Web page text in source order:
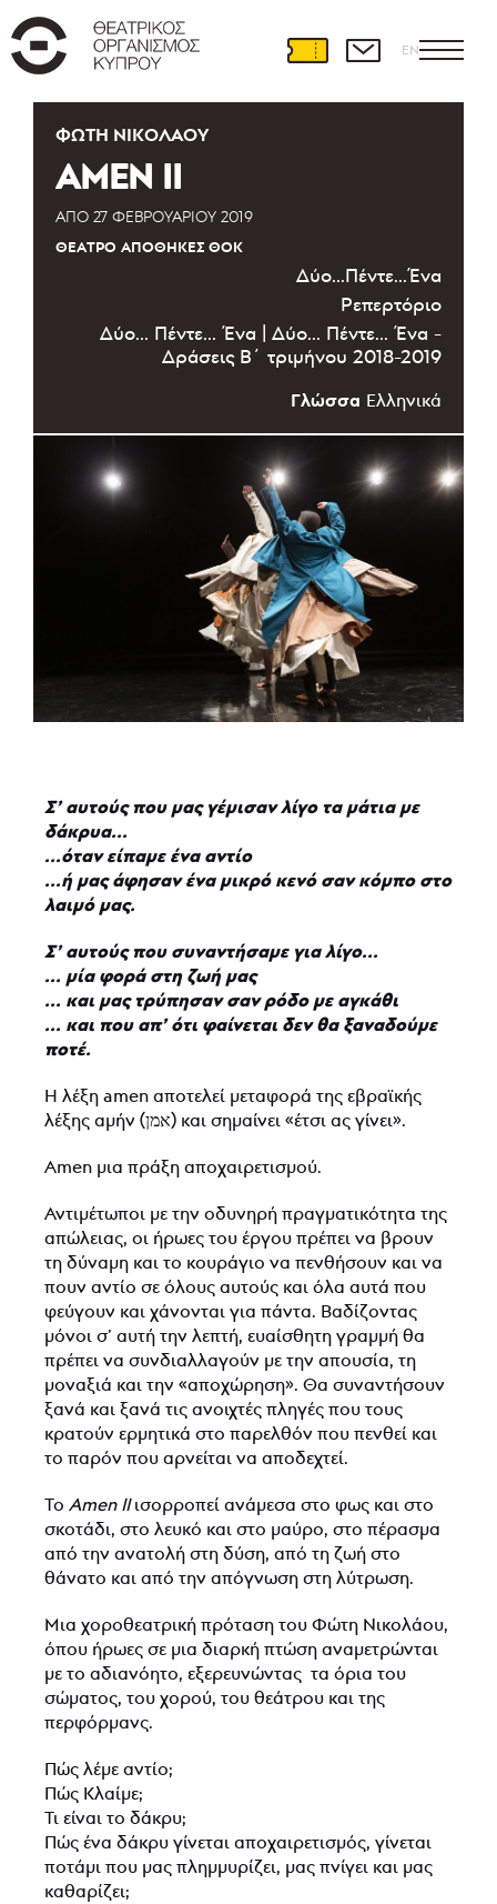
EN
ΦΏΤΗ ΝΙΚΟΛΆΟΥ
AMEN II
ΑΠΌ 27 ΦΕΒΡΟΥΑΡΊΟΥ 2019
ΘΈΑΤΡΟ ΑΠΟΘΉΚΕΣ ΘΟΚ
Δύο...Πέντε...Ένα
Ρεπερτόριο
Δύο... Πέντε... Ένα | Δύο... Πέντε... Ένα -
Δράσεις Β΄ τριμήνου 2018-2019
Γλώσσα Ελληνικά
Σ’ αυτούς που μας γέμισαν λίγο τα μάτια με
δάκρυα...
...όταν είπαμε ένα αντίο
...ή μας άφησαν ένα μικρό κενό σαν κόμπο στο
λαιμό μας.
Σ’ αυτούς που συναντήσαμε για λίγο...
... μία φορά στη ζωή μας
... και μας τρύπησαν σαν ρόδο με αγκάθι
... και που απ’ ότι φαίνεται δεν θα ξαναδούμε
ποτέ.
Η λέξη amen απoτελεί μεταφορά της εβραϊκής
λέξης αμήν (אמן) και σημαίνει «έτσι ας γίνει».
Amen μια πράξη αποχαιρετισμού.
Αντιμέτωποι με την οδυνηρή πραγματικότητα της
απώλειας, οι ήρωες του έργου πρέπει να βρουν
τη δύναμη και το κουράγιο να πενθήσουν και να
πουν αντίο σε όλους αυτούς και όλα αυτά που
φεύγουν και χάνονται για πάντα. Βαδίζοντας
μόνοι σ’ αυτή την λεπτή, ευαίσθητη γραμμή θα
πρέπει να συνδιαλλαγούν με την απουσία, τη
μοναξιά και την «αποχώρηση». Θα συναντήσουν
ξανά και ξανά τις ανοιχτές πληγές που τους
κρατούν ερμητικά στο παρελθόν που πενθεί και
το παρόν που αρνείται να αποδεχτεί.
To AmenΙΙισορροπεί ανάμεσα στο φως και στο
σκοτάδι, στο λευκό και στο μαύρο, στο πέρασμα
από την ανατολή στη δύση, από τη ζωή στο
θάνατο και από την απόγνωση στη λύτρωση.
Μια χοροθεατρική πρόταση του Φώτη Νικολάου,
όπου ήρωες σε μια διαρκή πτώση αναμετρώνται
με το αδιανόητο, εξερευνώντας τα όρια του
σώματος, του χορού, του θεάτρου και της
περφόρμανς.
Πώς λέμε αντίο;
Πώς Κλαίμε;
Τι είναι το δάκρυ;
Πώς ένα δάκρυ γίνεται αποχαιρετισμός, γίνεται
ποτάμι που μας πλημμυρίζει, μας πνίγει και μας
καθαρίζει;